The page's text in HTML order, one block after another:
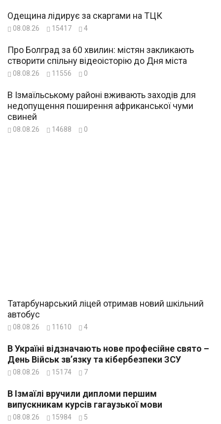
Одещина лідирує за скаргами на ТЦК
08.08.26 15417 4
Про Болград за 60 хвилин: містян закликають
створити спільну відеоісторію до Дня міста
08.08.26 11556 0
В Ізмаїльському районі вживають заходів для
недопущення поширення африканської чуми
свиней
08.08.26 14688 0
Татарбунарський ліцей отримав новий шкільний
автобус
08.08.26 11610 4
В Україні відзначають нове професійне свято –
День Військ зв’язку та кібербезпеки ЗСУ
08.08.26 15174 7
В Ізмаїлі вручили дипломи першим
випускникам курсів гагаузької мови
08.08.26 15984 5